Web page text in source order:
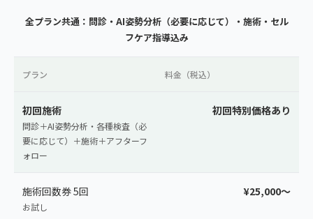
全プラン共通：問診・AI姿勢分析（必要に応じて）・施術・セル
フケア指導込み
プラン 料金（税込）
初回施術
問診＋AI姿勢分析・各種検査（必
要に応じて）＋施術＋アフターフ
ォロー
初回特別価格あり
施術回数券 5回
お試し
¥25,000〜